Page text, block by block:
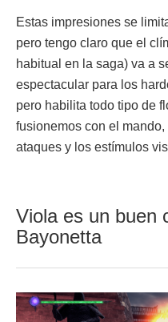
Estas impresiones se
pero tengo claro que el
habitual en la saga) va a
espectacular para los
pero habilita todo tipo de
fusionemos con el
ataques y los estímulos
Viola es un buen
Bayonetta